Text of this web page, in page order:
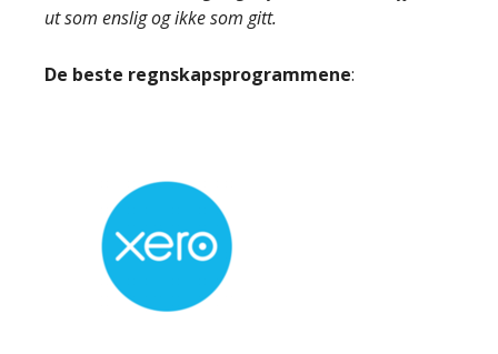
ut som enslig og ikke som gitt.
De beste regnskapsprogrammene: